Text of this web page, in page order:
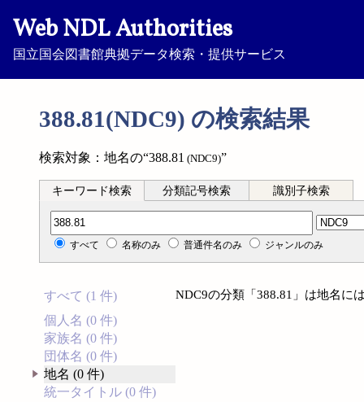
Web NDL Authorities
国立国会図書館典拠データ検索・提供サービス
388.81(NDC9) の検索結果
検索対象：地名の“388.81 (NDC9)”
キーワード検索 分類記号検索 識別子検索
分類記号検索
すべて 名称のみ 普通件名のみ ジャンルのみ
すべて (1 件)
個人名 (0 件)
家族名 (0 件)
団体名 (0 件)
地名 (0 件)
統一タイトル (0 件)
NDC9の分類「388.81」は地名に